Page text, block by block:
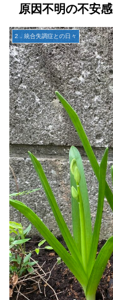
原因不明の不安感
2．統合失調症との日々